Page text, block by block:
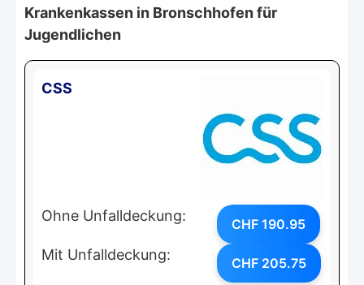
Krankenkassen in Bronschhofen für
Jugendlichen
CSS
Ohne Unfalldeckung: CHF 190.95
Mit Unfalldeckung: CHF 205.75